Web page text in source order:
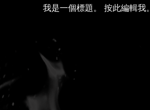
我是一個標題。 ​按此編輯我。